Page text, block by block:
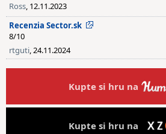
Ross, 12.11.2023
Recenzia Sector.sk
8/10
rtguti, 24.11.2024
Kupte si hru na
Kupte si hru na